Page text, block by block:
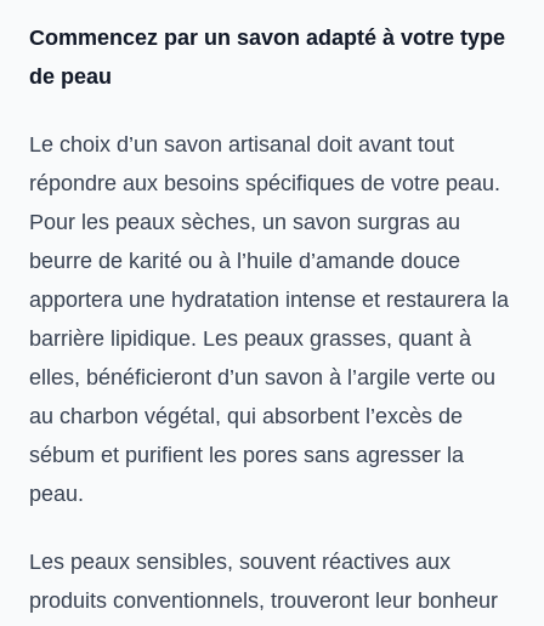
Commencez par un savon adapté à votre type
de peau
Le choix d’un savon artisanal doit avant tout
répondre aux besoins spécifiques de votre peau.
Pour les peaux sèches, un savon surgras au
beurre de karité ou à l’huile d’amande douce
apportera une hydratation intense et restaurera la
barrière lipidique. Les peaux grasses, quant à
elles, bénéficieront d’un savon à l’argile verte ou
au charbon végétal, qui absorbent l’excès de
sébum et purifient les pores sans agresser la
peau.
Les peaux sensibles, souvent réactives aux
produits conventionnels, trouveront leur bonheur